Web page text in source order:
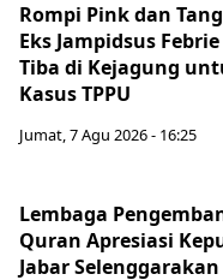
Rompi Pink dan
Eks Jampidsus
Tiba di Kejagung
Kasus TPPU
Jumat, 7 Agu 2026 - 16:25
Lembaga
Quran Apresiasi
Jabar